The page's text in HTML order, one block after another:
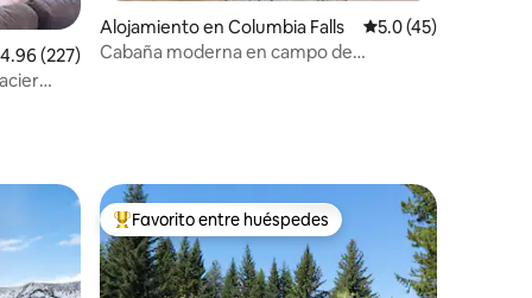
promedio: 4.96 de 5, 227 reseñas
4.96 (227)
Alojamiento en Columbia Falls Calificación
5.0 (45)
Cabaña moderna en campo de
Favorito entre huéspedes preferido
Favorito entre huéspedes